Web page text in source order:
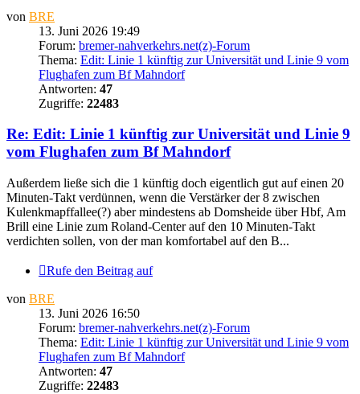
von BRE
13. Juni 2026 19:49
Forum: bremer-nahverkehrs.net(z)-Forum
Thema: Edit: Linie 1 künftig zur Universität und Linie 9 vom
Flughafen zum Bf Mahndorf
Antworten: 47
Zugriffe: 22483
Re: Edit: Linie 1 künftig zur Universität und Linie 9
vom Flughafen zum Bf Mahndorf
Außerdem ließe sich die 1 künftig doch eigentlich gut auf einen 20
Minuten-Takt verdünnen, wenn die Verstärker der 8 zwischen
Kulenkmapffallee(?) aber mindestens ab Domsheide über Hbf, Am
Brill eine Linie zum Roland-Center auf den 10 Minuten-Takt
verdichten sollen, von der man komfortabel auf den B...
Rufe den Beitrag auf
von BRE
13. Juni 2026 16:50
Forum: bremer-nahverkehrs.net(z)-Forum
Thema: Edit: Linie 1 künftig zur Universität und Linie 9 vom
Flughafen zum Bf Mahndorf
Antworten: 47
Zugriffe: 22483